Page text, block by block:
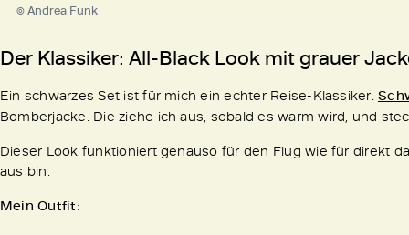
© Andrea Funk
Der Klassiker: All-Black Look mit grauer
Ein schwarzes Set ist für mich ein echter Reise-Klassiker.
Bomberjacke. Die ziehe ich aus, sobald es warm wird, und
Dieser Look funktioniert genauso für den Flug wie für direkt
aus bin.
Mein Outfit: